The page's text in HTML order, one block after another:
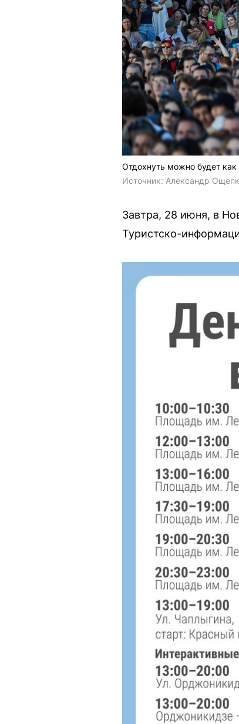
Отдохнуть можно будет как
Источник: Александр
Завтра, 28 июня, в
Туристско-